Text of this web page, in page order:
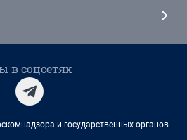
в соцсетях
и государственных органов